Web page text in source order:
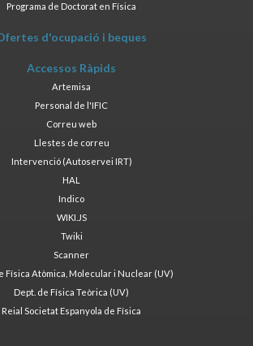
Programa de Doctorat en Física
d'ocupació i beques
Accessos Ràpids
Artemisa
Personal de l'IFIC
Correu web
Llestes de correu
Intervenció (Autoservei IRT)
HAL
Indico
WIKI.JS
Twiki
Scanner
Física Atòmica, Molecular i Nuclear (UV)
Dept. de Física Teòrica (UV)
Reial Societat Espanyola de Física